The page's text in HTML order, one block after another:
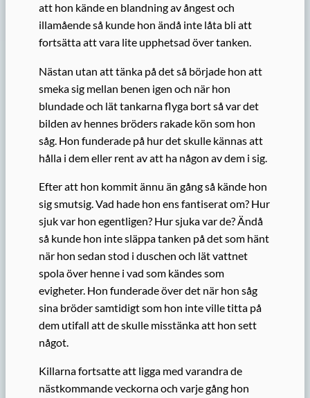
att hon kände en blandning av ångest och
illamående så kunde hon ändå inte låta bli att
fortsätta att vara lite upphetsad över tanken.
Nästan utan att tänka på det så började hon att
smeka sig mellan benen igen och när hon
blundade och lät tankarna flyga bort så var det
bilden av hennes bröders rakade kön som hon
såg. Hon funderade på hur det skulle kännas att
hålla i dem eller rent av att ha någon av dem i sig.
Efter att hon kommit ännu än gång så kände hon
sig smutsig. Vad hade hon ens fantiserat om? Hur
sjuk var hon egentligen? Hur sjuka var de? Ändå
så kunde hon inte släppa tanken på det som hänt
när hon sedan stod i duschen och lät vattnet
spola över henne i vad som kändes som
evigheter. Hon funderade över det när hon såg
sina bröder samtidigt som hon inte ville titta på
dem utifall att de skulle misstänka att hon sett
något.
Killarna fortsatte att ligga med varandra de
nästkommande veckorna och varje gång hon